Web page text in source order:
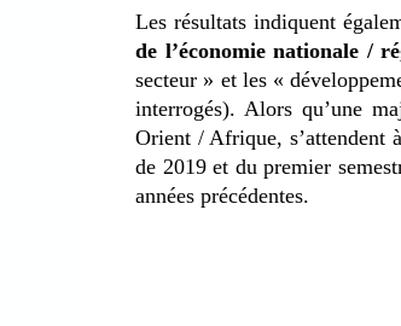
Les résultats indiquent
de l’économie nationale /
secteur » et les «
interrogés). Alors qu’une
Orient / Afrique, s’attendent
de 2019 et du premier
années précédentes.